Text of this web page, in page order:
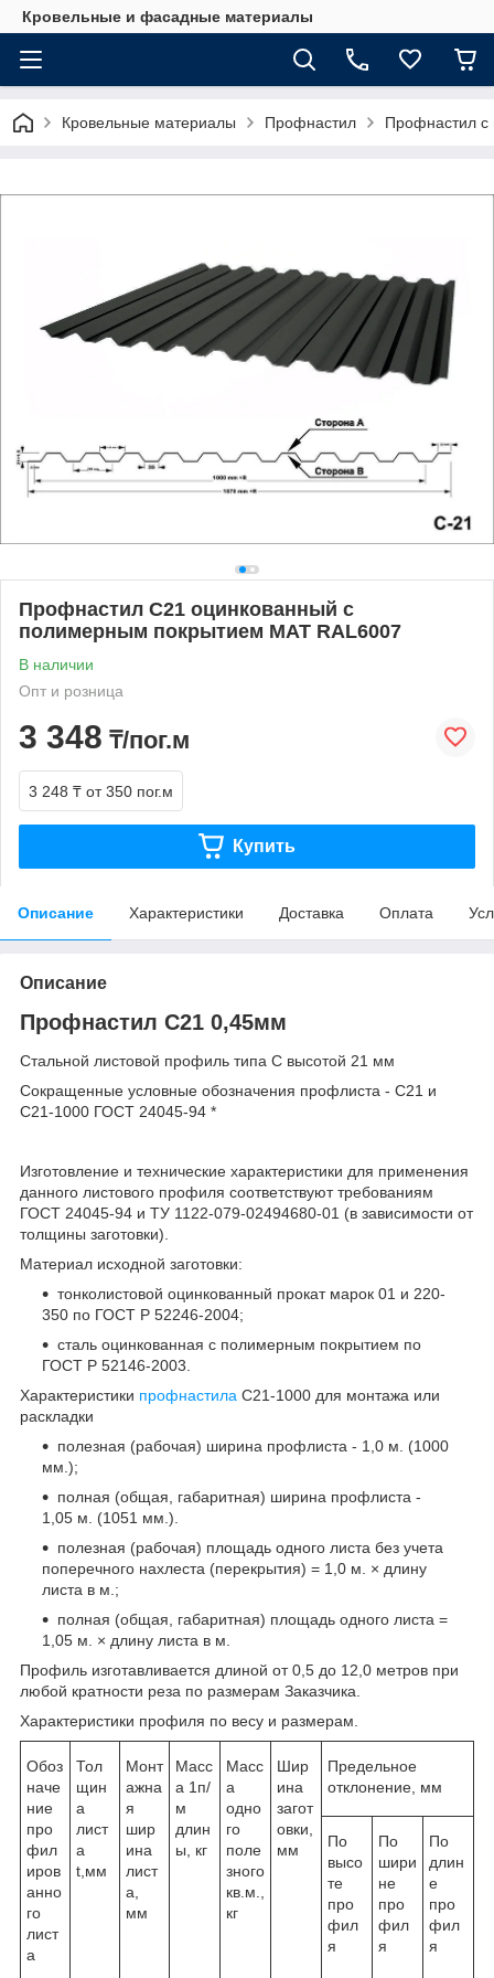
Кровельные и фасадные материалы
Кровельные материалы Профнастил Профнастил
Профнастил С21 оцинкованный с
полимерным покрытием МАТ RAL6007
В наличии
Опт и розница
3 348 ₸/пог.м
3 248 ₸ от 350 пог.м
Купить
Описание Характеристики Доставка Оплата
Описание
Профнастил С21 0,45мм
Стальной листовой профиль типа С высотой 21 мм
Сокращенные условные обозначения профлиста - С21 и
С21-1000 ГОСТ 24045-94 *
Изготовление и технические характеристики для применения
данного листового профиля соответствуют требованиям
ГОСТ 24045-94 и ТУ 1122-079-02494680-01 (в зависимости от
толщины заготовки).
Материал исходной заготовки:
тонколистовой оцинкованный прокат марок 01 и 220-
350 по ГОСТ Р 52246-2004;
сталь оцинкованная с полимерным покрытием по
ГОСТ Р 52146-2003.
Характеристики профнастила С21-1000 для монтажа или
раскладки
полезная (рабочая) ширина профлиста - 1,0 м. (1000
мм.);
полная (общая, габаритная) ширина профлиста -
1,05 м. (1051 мм.).
полезная (рабочая) площадь одного листа без учета
поперечного нахлеста (перекрытия) = 1,0 м. × длину
листа в м.;
полная (общая, габаритная) площадь одного листа =
1,05 м. × длину листа в м.
Профиль изготавливается длиной от 0,5 до 12,0 метров при
любой кратности реза по размерам Заказчика.
Характеристики профиля по весу и размерам.
Обоз
наче
ние
про
фил
иров
анно
го
лист
а
Тол
щин
а
лист
а
t,мм
Монт
ажна
я
шир
ина
лист
а,
мм
Масс
а 1п/
м
длин
ы, кг
Масс
а
одно
го
поле
зного
кв.м.,
кг
Шир
ина
загот
овки,
мм
Предельное
отклонение, мм
По
высо
те
про
фил
я
По
шири
не
про
фил
я
По
длин
е
про
фил
я